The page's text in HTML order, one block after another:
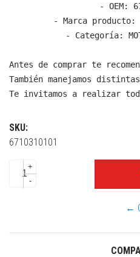
- OEM:
- Marca producto:
- Categoría:
Antes de comprar te
También manejamos
Te invitamos a realizar
SKU:
6710310101
+
-
←